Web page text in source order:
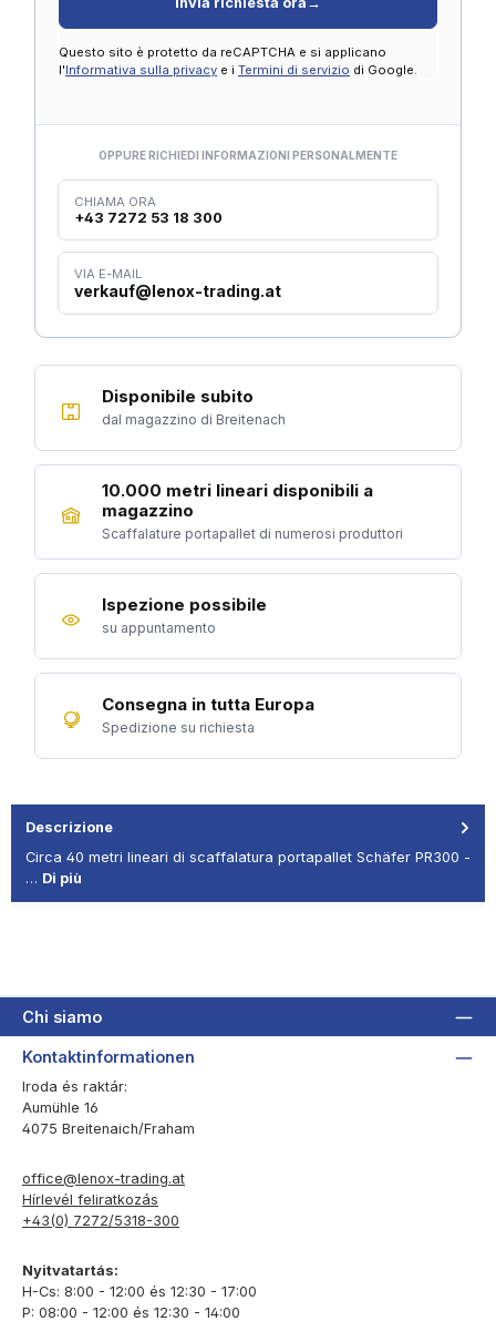
Questo sito è protetto da reCAPTCHA e si applicano
l'Informativa sulla privacy e i Termini di servizio di Google.
OPPURE RICHIEDI INFORMAZIONI PERSONALMENTE
CHIAMA ORA
+43 7272 53 18 300
VIA E-MAIL
verkauf@lenox-trading.at
Disponibile subito
dal magazzino di Breitenach
10.000 metri lineari disponibili a
magazzino
Scaffalature portapallet di numerosi produttori
Ispezione possibile
su appuntamento
Consegna in tutta Europa
Spedizione su richiesta
Descrizione
Circa 40 metri lineari di scaffalatura portapallet Schäfer PR300 -
… Di più
Chi siamo
Kontaktinformationen
Iroda és raktár:
Aumühle 16
4075 Breitenaich/Fraham
office@lenox-trading.at
Hírlevél feliratkozás
+43(0) 7272/5318-300
Nyitvatartás:
H-Cs: 8:00 - 12:00 és 12:30 - 17:00
P: 08:00 - 12:00 és 12:30 - 14:00